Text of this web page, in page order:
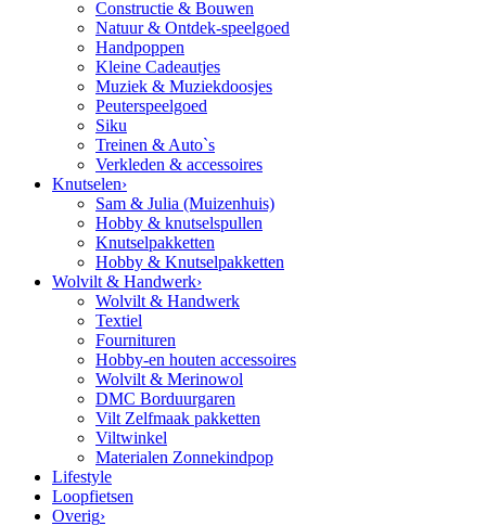
Constructie & Bouwen
Natuur & Ontdek-speelgoed
Handpoppen
Kleine Cadeautjes
Muziek & Muziekdoosjes
Peuterspeelgoed
Siku
Treinen & Auto`s
Verkleden & accessoires
Knutselen›
Sam & Julia (Muizenhuis)
Hobby & knutselspullen
Knutselpakketten
Hobby & Knutselpakketten
Wolvilt & Handwerk›
Wolvilt & Handwerk
Textiel
Fournituren
Hobby-en houten accessoires
Wolvilt & Merinowol
DMC Borduurgaren
Vilt Zelfmaak pakketten
Viltwinkel
Materialen Zonnekindpop
Lifestyle
Loopfietsen
Overig›